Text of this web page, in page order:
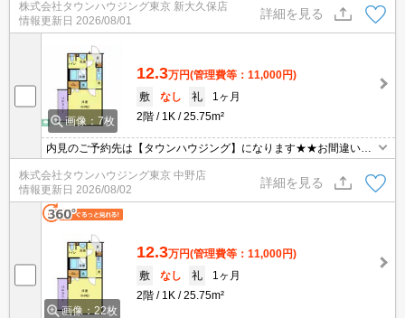
株式会社タウンハウジング東京 新大久保店
情報更新日 2026/08/01
詳細を見る
画像：7枚
12.3万円(管理費等：11,000円)
敷
なし 礼
1ヶ月
2階
1K 25.75m²
内見のご予約先は【タウンハウジング】になります★★お間違いな
株式会社タウンハウジング東京 中野店
情報更新日 2026/08/02
詳細を見る
画像：22枚
12.3万円(管理費等：11,000円)
敷
なし 礼
1ヶ月
2階
1K 25.75m²